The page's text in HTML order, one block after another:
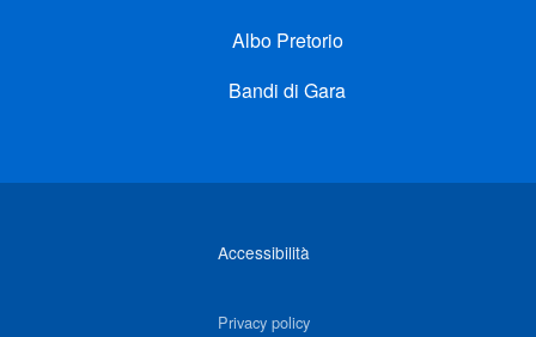
Albo Pretorio
Bandi di Gara
Accessibilità
Privacy policy